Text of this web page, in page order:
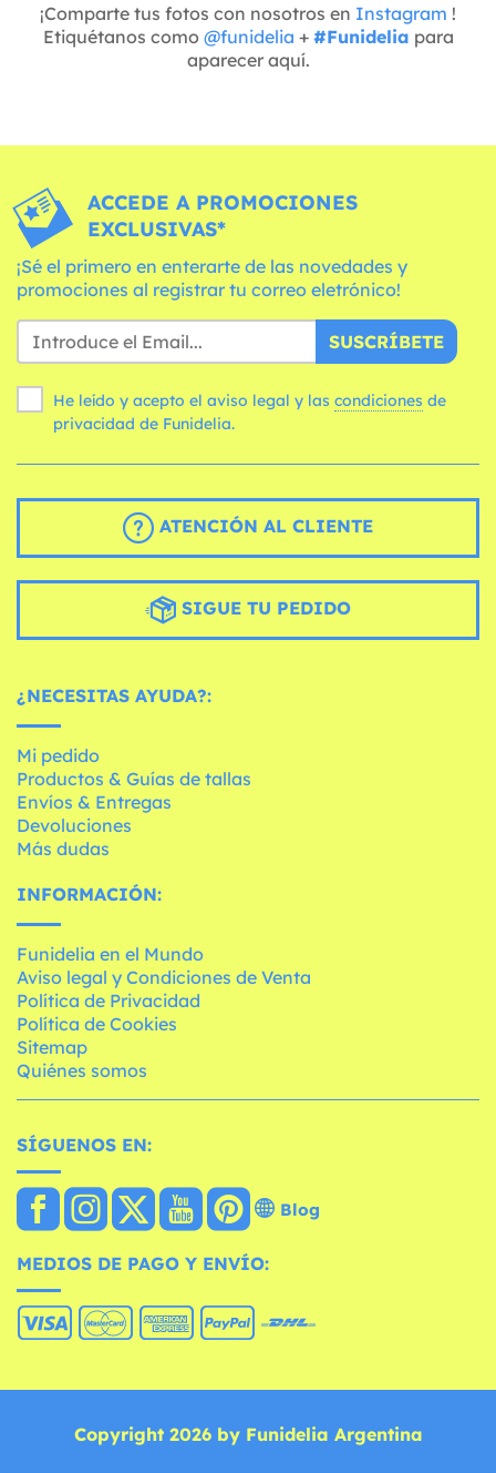
¡Comparte tus fotos con nosotros en Instagram !
Etiquétanos como @funidelia + #Funidelia para
aparecer aquí.
ACCEDE A PROMOCIONES
EXCLUSIVAS*
¡Sé el primero en enterarte de las novedades y
promociones al registrar tu correo eletrónico!
SUSCRÍBETE
He leído y acepto el aviso legal y las condiciones
privacidad de Funidelia.
ATENCIÓN AL CLIENTE
SIGUE TU PEDIDO
¿NECESITAS AYUDA?:
Mi pedido
Productos & Guías de tallas
Envíos & Entregas
Devoluciones
Más dudas
INFORMACIÓN:
Funidelia en el Mundo
Aviso legal y Condiciones de Venta
Política de Privacidad
Política de Cookies
Sitemap
Quiénes somos
SÍGUENOS EN:
Blog
MEDIOS DE PAGO Y ENVÍO:
Copyright 2026 by Funidelia Argentina